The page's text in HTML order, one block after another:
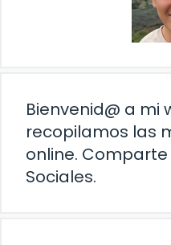
Bienvenid@ a mi
recopilamos las
online. Comparte
Sociales.